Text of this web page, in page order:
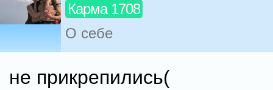
Карма 1708
О себе
не прикрепились(